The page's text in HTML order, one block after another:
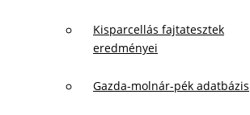
Kisparcellás fajtatesztek
eredményei
Gazda-molnár-pék adatbázis